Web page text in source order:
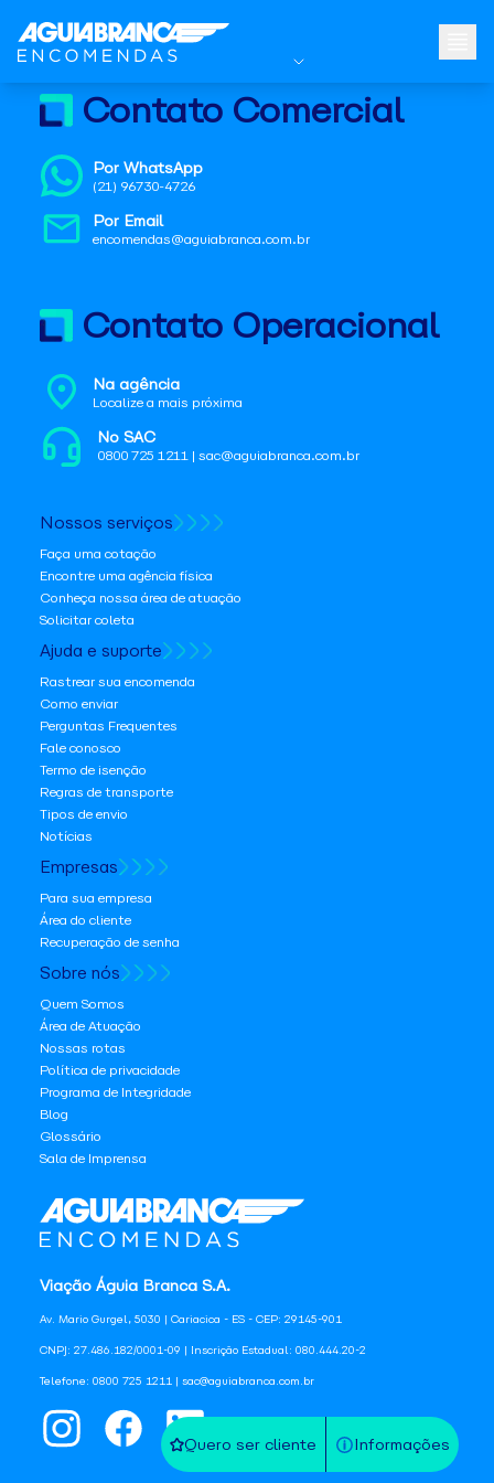
Quero ser cliente Informações
Viação Águia Branca S.A.
Av. Mario Gurgel, 5030 | Cariacica - ES - CEP: 29145-901
CNPJ: 27.486.182/0001-09 | Inscrição Estadual: 080.444.20-2
Telefone: 0800 725 1211 | sac@aguiabranca.com.br
Contato Comercial
Por WhatsApp
(21) 96730-4726
Por Email
encomendas@aguiabranca.com.br
Contato Operacional
Na agência
Localize a mais próxima
No SAC
0800 725 1211 | sac@aguiabranca.com.br
Nossos serviços
Faça uma cotação
Encontre uma agência física
Conheça nossa área de atuação
Solicitar coleta
Ajuda e suporte
Rastrear sua encomenda
Como enviar
Perguntas Frequentes
Fale conosco
Termo de isenção
Regras de transporte
Tipos de envio
Notícias
Empresas
Para sua empresa
Área do cliente
Recuperação de senha
Sobre nós
Quem Somos
Área de Atuação
Nossas rotas
Política de privacidade
Programa de Integridade
Blog
Glossário
Sala de Imprensa